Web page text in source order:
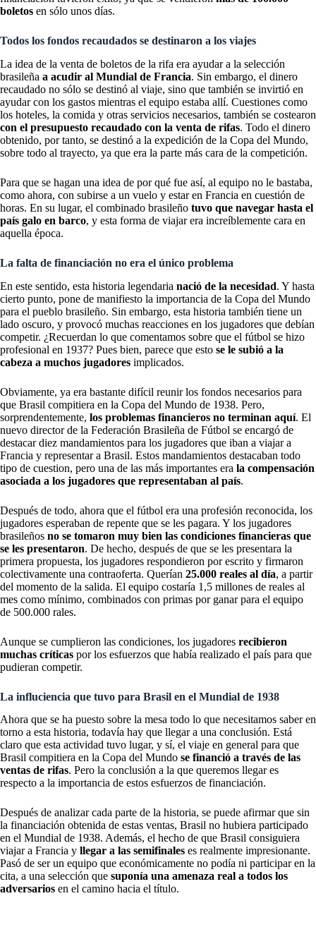
boletos en sólo unos días.
Todos los fondos recaudados se destinaron a los viajes
La idea de la venta de boletos de la rifa era ayudar a la selección
brasileña a acudir al Mundial de Francia. Sin embargo, el dinero
recaudado no sólo se destinó al viaje, sino que también se invirtió en
ayudar con los gastos mientras el equipo estaba allí. Cuestiones como
los hoteles, la comida y otras servicios necesarios, también se costearon
con el presupuesto recaudado con la venta de rifas. Todo el dinero
obtenido, por tanto, se destinó a la expedición de la Copa del Mundo,
sobre todo al trayecto, ya que era la parte más cara de la competición.
Para que se hagan una idea de por qué fue así, al equipo no le bastaba,
como ahora, con subirse a un vuelo y estar en Francia en cuestión de
horas. En su lugar, el combinado brasileño tuvo que navegar hasta el
país galo en barco, y esta forma de viajar era increíblemente cara en
aquella época.
La falta de financiación no era el único problema
En este sentido, esta historia legendaria nació de la necesidad. Y hasta
cierto punto, pone de manifiesto la importancia de la Copa del Mundo
para el pueblo brasileño. Sin embargo, esta historia también tiene un
lado oscuro, y provocó muchas reacciones en los jugadores que debían
competir. ¿Recuerdan lo que comentamos sobre que el fútbol se hizo
profesional en 1937? Pues bien, parece que esto se le subió a la
cabeza a muchos jugadores implicados.
Obviamente, ya era bastante difícil reunir los fondos necesarios para
que Brasil compitiera en la Copa del Mundo de 1938. Pero,
sorprendentemente, los problemas financieros no terminan aquí. El
nuevo director de la Federación Brasileña de Fútbol se encargó de
destacar diez mandamientos para los jugadores que iban a viajar a
Francia y representar a Brasil. Estos mandamientos destacaban todo
tipo de cuestion, pero una de las más importantes era la compensación
asociada a los jugadores que representaban al país.
Después de todo, ahora que el fútbol era una profesión reconocida, los
jugadores esperaban de repente que se les pagara. Y los jugadores
brasileños no se tomaron muy bien las condiciones financieras que
se les presentaron. De hecho, después de que se les presentara la
primera propuesta, los jugadores respondieron por escrito y firmaron
colectivamente una contraoferta. Querían 25.000 reales al día, a partir
del momento de la salida. El equipo costaría 1,5 millones de reales al
mes como mínimo, combinados con primas por ganar para el equipo
de 500.000 rales.
Aunque se cumplieron las condiciones, los jugadores recibieron
muchas críticas por los esfuerzos que había realizado el país para que
pudieran competir.
La influciencia que tuvo para Brasil en el Mundial de 1938
Ahora que se ha puesto sobre la mesa todo lo que necesitamos saber en
torno a esta historia, todavía hay que llegar a una conclusión. Está
claro que esta actividad tuvo lugar, y sí, el viaje en general para que
Brasil compitiera en la Copa del Mundo se financió a través de las
ventas de rifas. Pero la conclusión a la que queremos llegar es
respecto a la importancia de estos esfuerzos de financiación.
Después de analizar cada parte de la historia, se puede afirmar que sin
la financiación obtenida de estas ventas, Brasil no hubiera participado
en el Mundial de 1938. Además, el hecho de que Brasil consiguiera
viajar a Francia y llegar a las semifinales es realmente impresionante.
Pasó de ser un equipo que económicamente no podía ni participar en la
cita, a una selección que suponía una amenaza real a todos los
adversarios en el camino hacia el título.